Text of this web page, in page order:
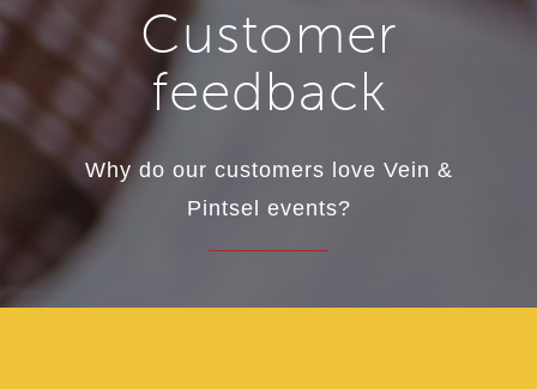
Customer
feedback
Why do our customers love Vein &
Pintsel events?